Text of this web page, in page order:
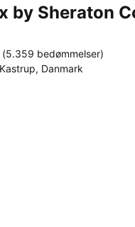
by Sheraton
(5.359 bedømmelser)
Danmark